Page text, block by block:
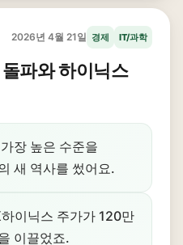
2026년 4월 21일 경제 IT/과학
파와 하이닉스
장 높은 수준을
새 역사를 썼어요.
이닉스 주가가 120만
이끌었죠.